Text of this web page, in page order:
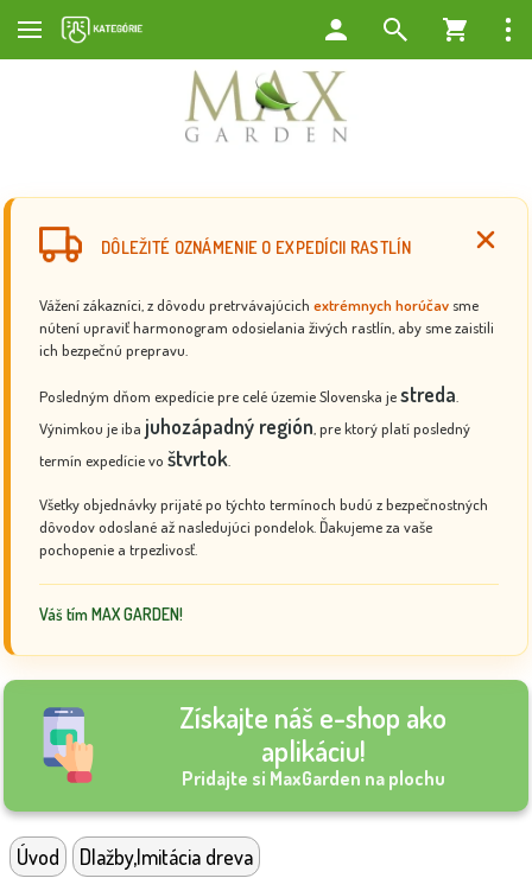
DÔLEŽITÉ OZNÁMENIE O EXPEDÍCII RASTLÍN
Vážení zákazníci, z dôvodu pretrvávajúcich extrémnych horúčav sme
nútení upraviť harmonogram odosielania živých rastlín, aby sme zaistili
ich bezpečnú prepravu.
Posledným dňom expedície pre celé územie Slovenska jestreda
Výnimkou je iba juhozápadný región , pre ktorý platí posledný
termín expedície vo štvrtok
Všetky objednávky prijaté po týchto termínoch budú z bezpečnostných
dôvodov odoslané až nasledujúci pondelok. Ďakujeme za vaše
pochopenie a trpezlivosť.
Váš tím MAX GARDEN!
Získajte náš e-shop ako
aplikáciu!
Pridajte si MaxGarden na plochu
Úvod Dlažby,Imitácia dreva